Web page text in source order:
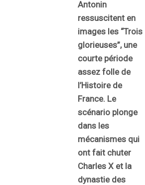
Antonin
ressuscitent en
images les “Trois
glorieuses”, une
courte période
assez folle de
l’Histoire de
France. Le
scénario plonge
dans les
mécanismes qui
ont fait chuter
Charles X et la
dynastie des